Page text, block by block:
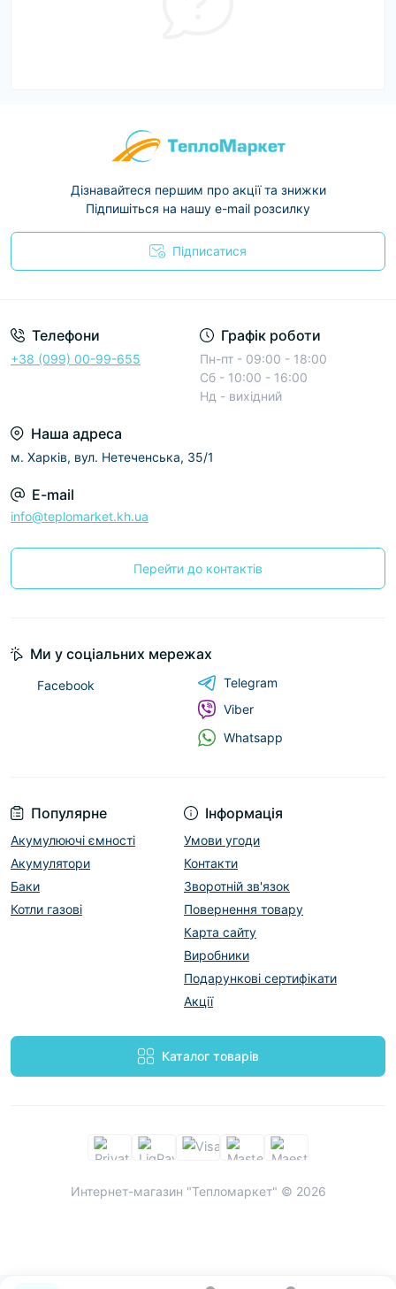
Дізнавайтеся першим про акції та знижки
Підпишіться на нашу e-mail розсилку
Підписатися
Телефони
+38 (099) 00-99-655
Графік роботи
Пн-пт - 09:00 - 18:00
Сб - 10:00 - 16:00
Нд - вихідний
Наша адреса
м. Харків, вул. Нетеченська, 35/1
E-mail
info@teplomarket.kh.ua
Перейти до контактів
Популярне
Акумулюючі ємності
Акумулятори
Баки
Котли газові
Інформація
Умови угоди
Контакти
Зворотній зв'язок
Повернення товару
Карта сайту
Виробники
Подарункові сертифікати
Акції
Каталог товарів
Ми у соціальних мережах
Facebook
Telegram
Viber
Whatsapp
Интернет-магазин "Тепломаркет" © 2026